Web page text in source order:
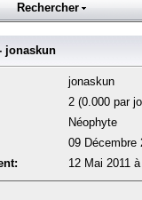
Rechercher
jonaskun
jonaskun
2 (0.000 par
Néophyte
09 Décembre
12 Mai 2011